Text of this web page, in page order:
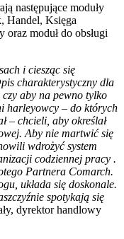
następujące moduły
Handel, Księga
moduł do obsługi
i ciesząc się
charakterystyczny dla
aby na pewno tylko
harleyowcy – do których
– chcieli, aby określał
Aby nie martwić się
wdrożyć system
codziennej pracy .
Partnera Comarch.
układa się doskonale.
spotykają się
dyrektor handlowy